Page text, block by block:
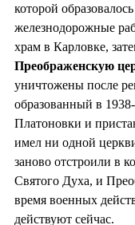
которой
железнодорожные
храм в Карловке,
Преображенскую
уничтожены после
образованный в
Платоновки и
имел ни одной
заново отстроили в
Святого Духа, и
время военных
действуют сейчас.